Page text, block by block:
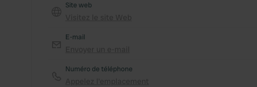
Site web
E-mail
Numéro de téléphone